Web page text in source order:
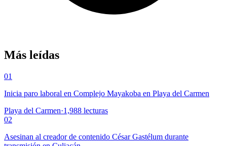
Más leídas
01
Inicia paro laboral en Complejo Mayakoba en Playa del Carmen
Playa del Carmen·1,988 lecturas
02
Asesinan al creador de contenido César Gastélum durante